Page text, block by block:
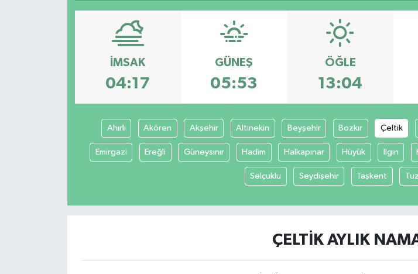
İMSAK
04:17
GÜNEŞ
05:53
ÖĞLE
13:04
Ahırlı Akören Akşehir Altınekin Beyşehir Bozkır Çeltik
Emirgazi Ereğli Güneysınır Hadim Halkapınar Hüyük Ilgın
Selçuklu Seydişehir Taşkent
ÇELTIK AYLIK